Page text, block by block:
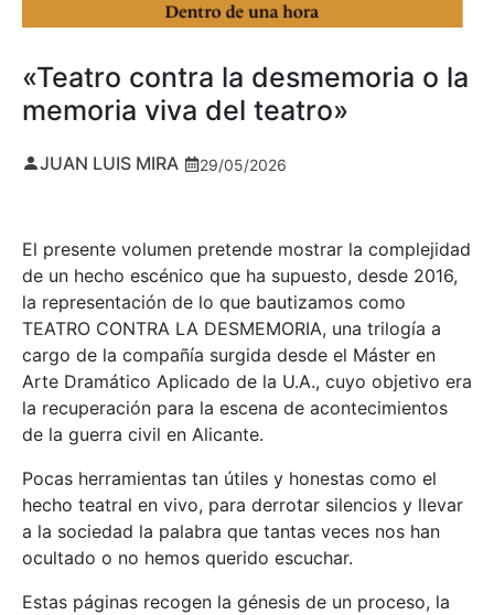
«Teatro contra la desmemoria o la
memoria viva del teatro»
JUAN LUIS MIRA 29/05/2026
El presente volumen pretende mostrar la complejidad
de un hecho escénico que ha supuesto, desde 2016,
la representación de lo que bautizamos como
TEATRO CONTRA LA DESMEMORIA, una trilogía a
cargo de la compañía surgida desde el Máster en
Arte Dramático Aplicado de la U.A., cuyo objetivo era
la recuperación para la escena de acontecimientos
de la guerra civil en Alicante.
Pocas herramientas tan útiles y honestas como el
hecho teatral en vivo, para derrotar silencios y llevar
a la sociedad la palabra que tantas veces nos han
ocultado o no hemos querido escuchar.
Estas páginas recogen la génesis de un proceso, la